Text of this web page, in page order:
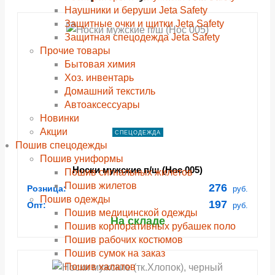
Наушники и беруши Jeta Safety
Защитные очки и щитки Jeta Safety
Защитная спецодежда Jeta Safety
Прочие товары
Бытовая химия
Хоз. инвентарь
Домашний текстиль
Автоаксессуары
Новинки
Акции
Пошив спецодежды
Пошив униформы
Пошив сигнальных жилетов
Пошив жилетов
Пошив одежды
Пошив медицинской одежды
Пошив корпоративных рубашек поло
Пошив рабочих костюмов
Пошив сумок на заказ
Пошив халатов
ПОДРОБНЕЕ
СПЕЦОДЕЖДА
Носки мужские п/ш (Нос 005)
Розница: 276 руб.
Опт: 197 руб.
На складе
ПОДРОБНЕЕ
ПОДРОБНЕЕ
ПОДРОБНЕЕ